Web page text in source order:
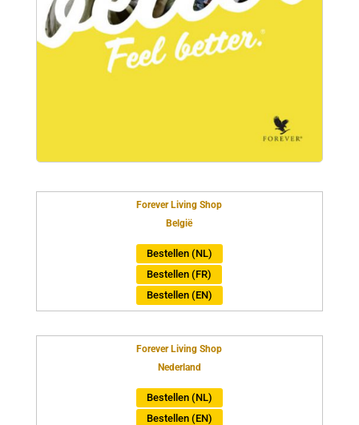
Forever Living Shop
België
Bestellen (NL)
Bestellen (FR)
Bestellen (EN)
Forever Living Shop
Nederland
Bestellen (NL)
Bestellen (EN)